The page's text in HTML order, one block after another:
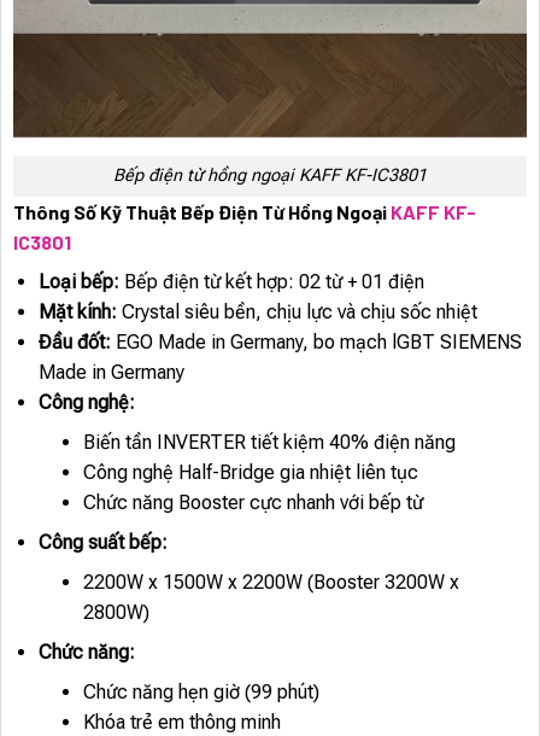
Bếp điện từ hồng ngoại KAFF KF-IC3801
Thông Số Kỹ Thuật Bếp Điện Từ Hồng Ngoại KAFF KF-
IC3801
Loại bếp: Bếp điện từ kết hợp: 02 từ + 01 điện
Mặt kính: Crystal siêu bền, chịu lực và chịu sốc nhiệt
Đầu đốt: EGO Made in Germany, bo mạch lGBT SIEMENS
Made in Germany
Công nghệ:
Biến tần INVERTER tiết kiệm 40% điện năng
Công nghệ Half-Bridge gia nhiệt liên tục
Chức năng Booster cực nhanh với bếp từ
Công suất bếp:
2200W x 1500W x 2200W (Booster 3200W x
2800W)
Chức năng:
Chức năng hẹn giờ (99 phút)
Khóa trẻ em thông minh